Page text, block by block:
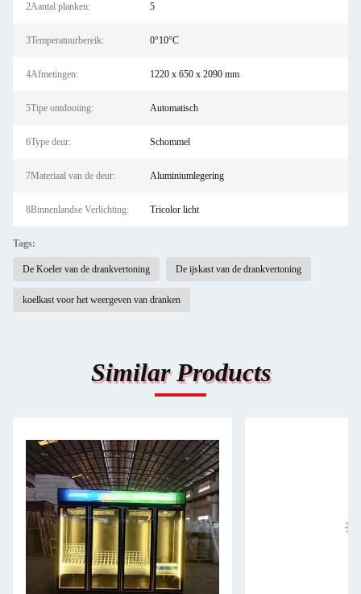
2Aantal planken: 5
3Temperatuurbereik: 0°10°C
4Afmetingen: 1220 x 650 x 2090 mm
5Tipe ontdooiing: Automatisch
6Type deur: Schommel
7Materiaal van de deur: Aluminiumlegering
8Binnenlandse Verlichting: Tricolor licht
Tags:
De Koeler van de drankvertoning De ijskast van de drankvertoning
koelkast voor het weergeven van dranken
Similar Products